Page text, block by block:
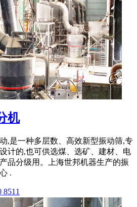
机
,是一种多层数、高效新型振动筛,专
计的,也可供选煤、选矿、建材、电
品分级用。上海世邦机器生产的振
.
8511